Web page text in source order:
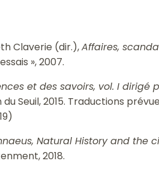
Claverie (dir.),Affaires,
», 2007.
et des savoirs, vol. I dirigé
du Seuil, 2015. Traductions
Natural History and the
2018.